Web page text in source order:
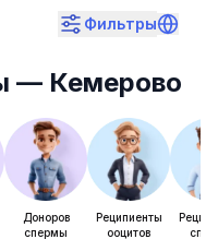
Фильтры
— Кемерово
Доноров
спермы
Реципиенты
ооцитов